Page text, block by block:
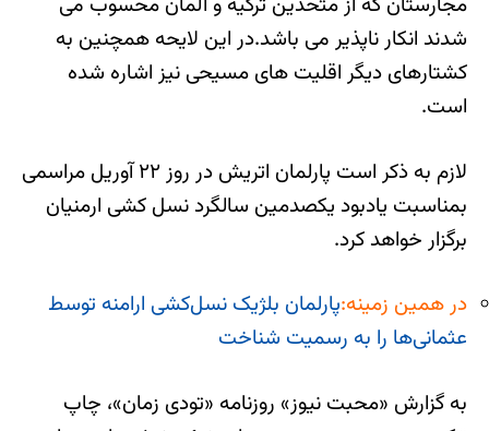
شدند انکار ناپذیر می باشد.در این لایحه همچنین به
کشتارهای دیگر اقلیت های مسیحی نیز اشاره شده
است.
لازم به ذکر است پارلمان اتریش در روز ۲۲ آوریل مراسمی
بمناسبت یادبود یکصدمین سالگرد نسل کشی ارمنیان
برگزار خواهد کرد.
در همین زمینه:پارلمان بلژیک نسل‌کشی ارامنه توسط
عثمانی‌ها را به رسمیت شناخت
به گزارش «محبت نیوز» روزنامه «تودی زمان»، چاپ